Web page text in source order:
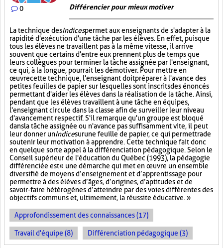
0 Différencier pour mieux motiver
La technique desIndicespermet aux enseignants de s'adapter à la
rapidité d'exécution d'une tâche par les élèves. En effet, puisque
tous les élèves ne travaillent pas à la même vitesse, il arrive
souvent que certains d'entre eux prennent plus de temps que
leurs collègues pour terminer la tâche assignée par l'enseignant,
ce qui, à la longue, pourrait les démotiver. Pour mettre en
œuvre cette technique, l'enseignant doit préparer à l'avance des
petites feuilles de papier sur lesquelles sont inscrits des énoncés
permettant d'aider les élèves dans la réalisation de la tâche. Ainsi,
pendant que les élèves travaillent à une tâche en équipes,
l'enseignant circule dans la classe afin de surveiller leur niveau
d'avancement respectif. S'il remarque qu'un groupe est bloqué
dans la tâche assignée ou n'avance pas suffisamment vite, il peut
leur donner unIndicesurune feuille de papier, ce qui permettra de
soutenir leur motivation à apprendre. Cette technique fait donc
en quelque sorte appel à la différenciation pédagogique. Selon le
Conseil supérieur de l'éducation du Québec (1993), la pédagogie
différenciée est « une démarche qui met en œuvre un ensemble
diversifié de moyens d’enseignement et d’apprentissage pour
permettre à des élèves d’âges, d’origines, d’aptitudes et de
savoir-faire hétérogènes d’atteindre par des voies différentes des
objectifs communs et, ultimement, la réussite éducative. »
Approfondissement des connaissances (17)
Travail d'équipe (8) Différenciation pédagogique (3)